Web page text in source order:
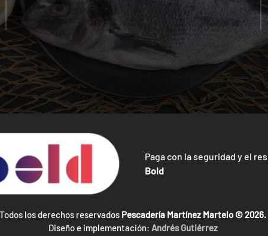
Paga con la seguridad y el
Bold
Todos los derechos reservados Pescadería Martínez Martelo ©2026.
Diseño e implementación: Andrés Gutiérrez